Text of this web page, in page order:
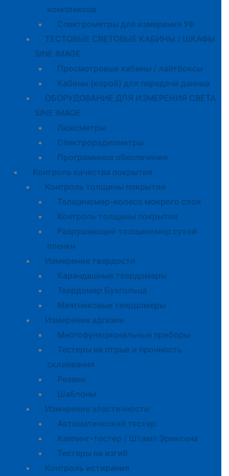
комплексов
Спектрометры для измерения УФ
ТЕСТОВЫЕ СВЕТОВЫЕ КАБИНЫ / ШКАФЫ
SINE IMAGE
Просмотровые кабины / лайтбоксы
Кабины (короб) для передачи данных
ОБОРУДОВАНИЕ ДЛЯ ИЗМЕРЕНИЯ СВЕТА
SINE IMAGE
Люксметры
Спектрорадиометры
Программное обеспечение
Контроль качества покрытия
Контроль толщины покрытия
Толщиномер-колесо мокрого слоя
Контроль толщины покрытия
Разрушающий толщиномер сухой
пленки
Измерение твердости
Карандашные твердомеры
Твердомер Бухгольца
Маятниковые твердомеры
Измерение адгезии
Многофункциональные приборы
Тестеры на отрыв и прочность
склеивания
Резаки
Шаблоны
Измерение эластичности
Автоматический тестер
Каппинг-тестер / Штамп Эриксена
Тестеры на изгиб
Контроль истирания